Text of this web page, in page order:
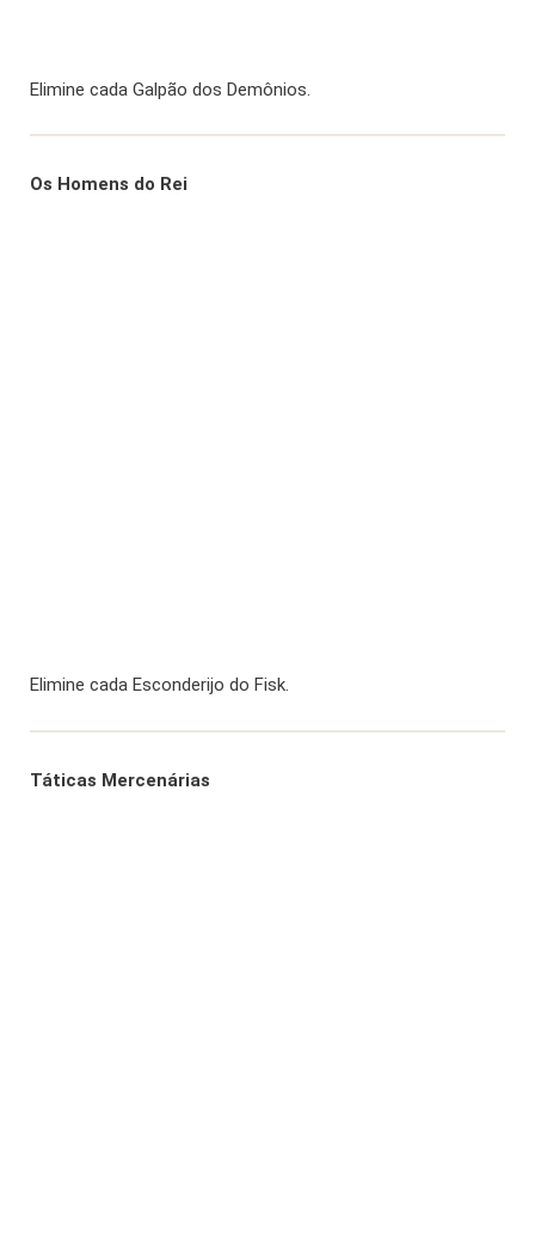
Elimine cada Galpão dos Demônios.
Os Homens do Rei
Elimine cada Esconderijo do Fisk.
Táticas Mercenárias